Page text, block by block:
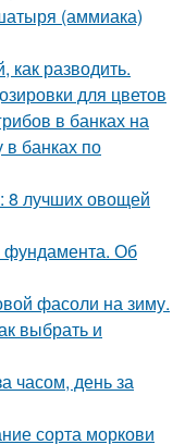
(аммиака)
разводить.
для цветов
в банках на
в банках по
8 лучших овощей
фундамента. Об
фасоли на зиму.
выбрать и
часом, день за
сорта моркови